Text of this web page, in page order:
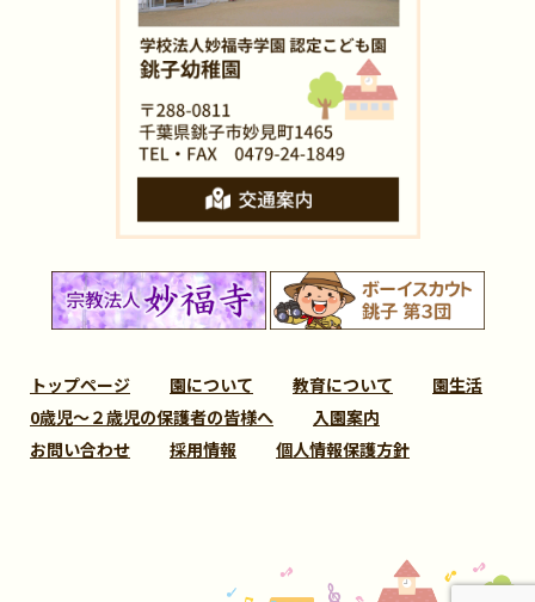
トップページ 園について 教育について
園生活
0歳児～２歳児の保護者の皆様へ
入園案内
お問い合わせ
採用情報 個人情報保護方針